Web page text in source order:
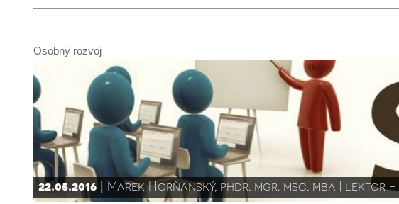
Osobný rozvoj
22.05.2016 Marek Horňanský, phdr. mgr. msc. mba | lektor